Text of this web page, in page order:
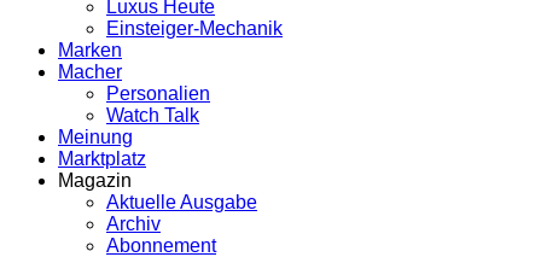
Luxus Heute
Einsteiger-Mechanik
Marken
Macher
Personalien
Watch Talk
Meinung
Marktplatz
Magazin
Aktuelle Ausgabe
Archiv
Abonnement